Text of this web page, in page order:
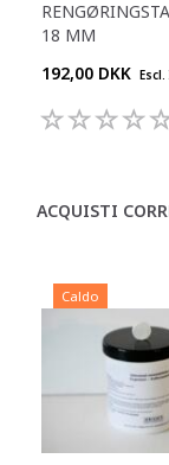
18 MM
192,00 DKK Escl.
ACQUISTI
Caldo